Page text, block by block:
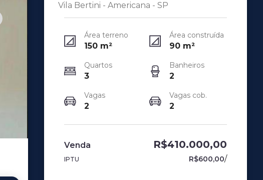
Vila Bertini - Americana - SP
Área terreno
150m²
Área construída
90 m²
Quartos
3
Banheiros
2
Vagas
2
Vagas cob.
2
Venda R$410.000,00
IPTU R$600,00/